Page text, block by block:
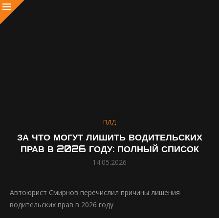
ПДД
ЗА ЧТО МОГУТ ЛИШИТЬ ВОДИТЕЛЬСКИХ
ПРАВ В 2026 ГОДУ: ПОЛНЫЙ СПИСОК
14.05.2026
Автоюрист Смирнов перечислил причины лишения
водительских прав в 2026 году